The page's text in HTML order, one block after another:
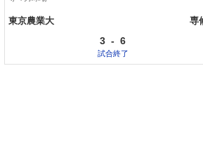
東京農業大 専
3 - 6
試合終了